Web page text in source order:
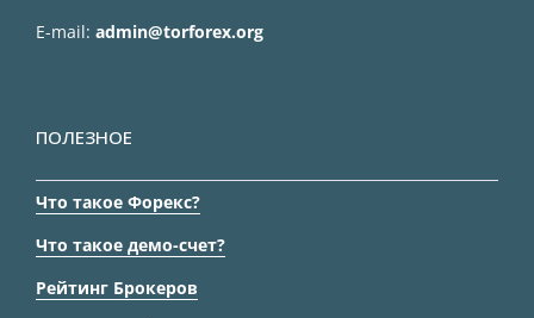
E-mail: admin@torforex.org
ПОЛЕЗНОЕ
Что такое Форекс?
Что такое демо-счет?
Рейтинг Брокеров